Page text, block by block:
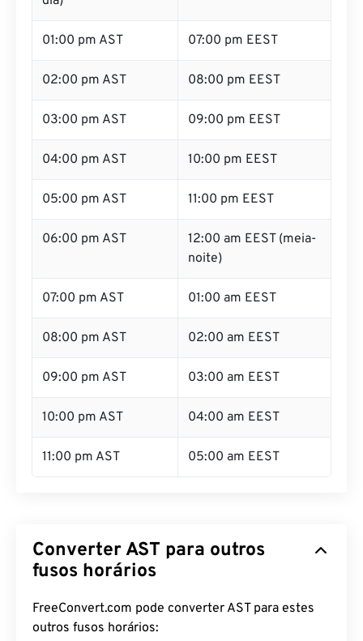
01:00 pm AST 07:00 pm EEST
02:00 pm AST 08:00 pm EEST
03:00 pm AST 09:00 pm EEST
04:00 pm AST 10:00 pm EEST
05:00 pm AST 11:00 pm EEST
06:00 pm AST
12:00 am EEST (meia-
noite)
07:00 pm AST 01:00 am EEST
08:00 pm AST 02:00 am EEST
09:00 pm AST 03:00 am EEST
10:00 pm AST 04:00 am EEST
11:00 pm AST 05:00 am EEST
Converter AST para outros
fusos horários
FreeConvert.com pode converter AST para estes
outros fusos horários: